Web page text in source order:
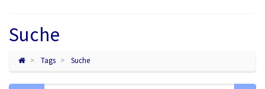
Suche
Tags Suche